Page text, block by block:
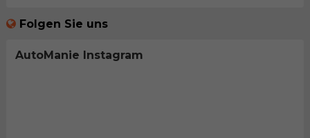
Folgen Sie uns
AutoManie Instagram